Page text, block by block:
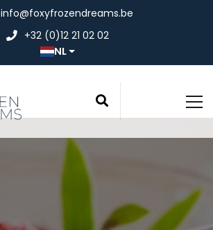
info@foxyfrozendreams.be
+32 (0)12 21 02 02
NL